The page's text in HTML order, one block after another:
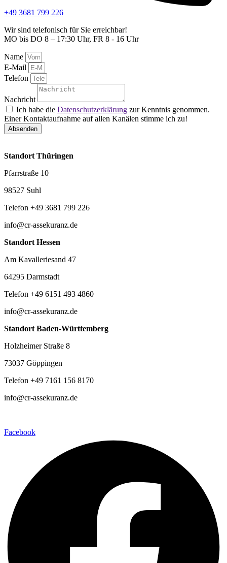
+49 3681 799 226
Wir sind telefonisch für Sie erreichbar!
MO bis DO 8 – 17:30 Uhr, FR 8 - 16 Uhr
Name
E-Mail
Telefon
Nachricht
Ich habe die Datenschutzerklärung zur Kenntnis genommen.
Einer Kontaktaufnahme auf allen Kanälen stimme ich zu!
Absenden
Standort Thüringen
Pfarrstraße 10
98527 Suhl
Telefon +49 3681 799 226
info@cr-assekuranz.de
Standort Hessen
Am Kavalleriesand 47
64295 Darmstadt
Telefon +49 6151 493 4860
info@cr-assekuranz.de
Standort Baden-Württemberg
Holzheimer Straße 8
73037 Göppingen
Telefon +49 7161 156 8170
info@cr-assekuranz.de
Facebook